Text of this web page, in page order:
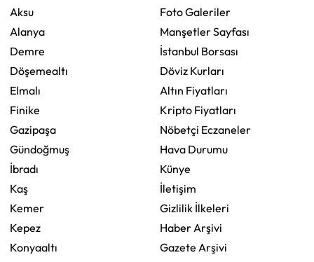
Aksu
Alanya
Demre
Döşemealtı
Elmalı
Finike
Gazipaşa
Gündoğmuş
İbradı
Kaş
Kemer
Kepez
Konyaaltı
Foto Galeriler
Manşetler Sayfası
İstanbul Borsası
Döviz Kurları
Altın Fiyatları
Kripto Fiyatları
Nöbetçi Eczaneler
Hava Durumu
Künye
İletişim
Gizlilik İlkeleri
Haber Arşivi
Gazete Arşivi